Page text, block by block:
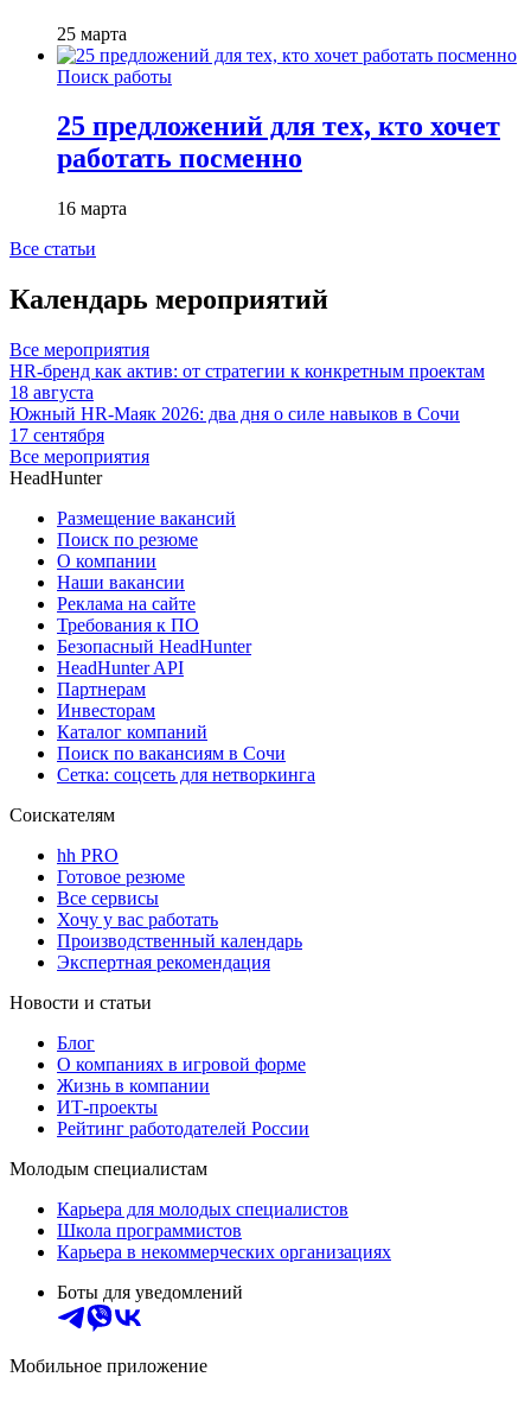
25 марта
Поиск работы
25 предложений для тех, кто хочет
работать посменно
16 марта
Все статьи
Календарь мероприятий
Все мероприятия
HR-бренд как актив: от стратегии к конкретным проектам
18 августа
Южный HR-Маяк 2026: два дня о силе навыков в Сочи
17 сентября
Все мероприятия
HeadHunter
Размещение вакансий
Поиск по резюме
О компании
Наши вакансии
Реклама на сайте
Требования к ПО
Безопасный HeadHunter
HeadHunter API
Партнерам
Инвесторам
Каталог компаний
Поиск по вакансиям в Сочи
Сетка: соцсеть для нетворкинга
Соискателям
hh PRO
Готовое резюме
Все сервисы
Хочу у вас работать
Производственный календарь
Экспертная рекомендация
Новости и статьи
Блог
О компаниях в игровой форме
Жизнь в компании
ИТ-проекты
Рейтинг работодателей России
Молодым специалистам
Карьера для молодых специалистов
Школа программистов
Карьера в некоммерческих организациях
Боты для уведомлений
Мобильное приложение